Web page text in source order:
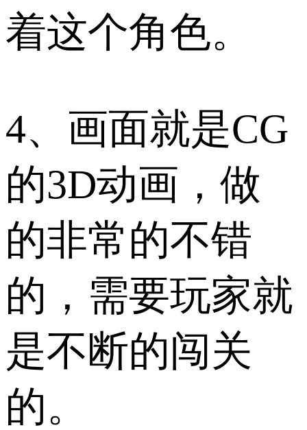
着这个角色。
4、画面就是CG
的3D动画，做
的非常的不错
的，需要玩家就
是不断的闯关
的。